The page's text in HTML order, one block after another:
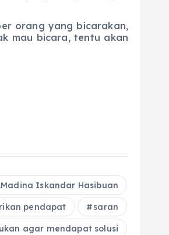
orang yang bicarakan,
mau bicara, tentu akan
Iskandar Hasibuan
pendapat saran
agar mendapat solusi